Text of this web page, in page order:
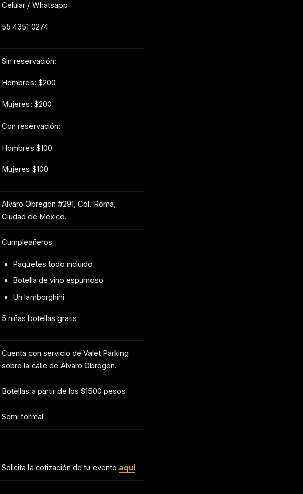
Celular / Whatsapp
55 4351 0274
Sin reservación:
Hombres: $200
Mujeres: $200
Con reservación:
Hombres $100
Mujeres $100
Alvaro Obregon #291, Col. Roma,
Ciudad de México.
Cumpleañeros
Paquetes todo incluido
Botella de vino espumoso
Un lamborghini
5 niñas botellas gratis
Cuenta con servicio de Valet Parking
sobre la calle de Alvaro Obregon.
Botellas a partir de los $1500 pesos
Semi formal
Solicita la cotización de tu evento aquí